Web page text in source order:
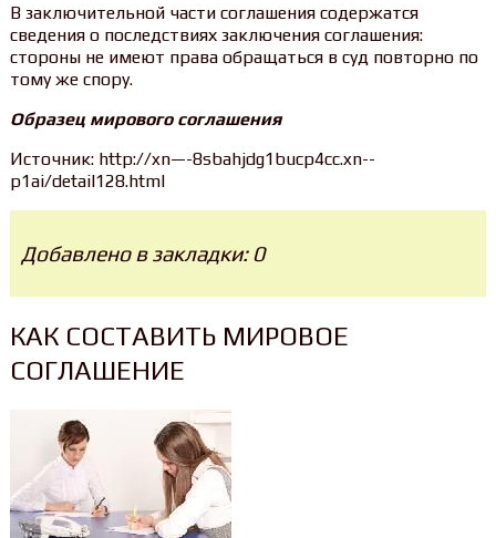
В заключительной части соглашения содержатся
сведения о последствиях заключения соглашения:
стороны не имеют права обращаться в суд повторно по
тому же спору.
Образец мирового соглашения
Источник: http://xn—-8sbahjdg1bucp4cc.xn--
p1ai/detail128.html
Добавлено в закладки: 0
КАК СОСТАВИТЬ МИРОВОЕ
СОГЛАШЕНИЕ